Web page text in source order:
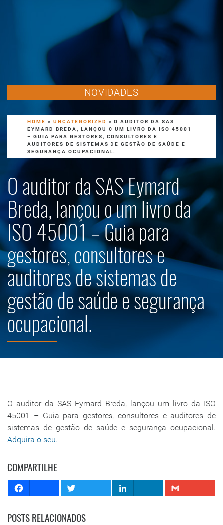
NOVIDADES
HOME » UNCATEGORIZED » O AUDITOR DA SAS
EYMARD BREDA, LANÇOU O UM LIVRO DA ISO 45001
– GUIA PARA GESTORES, CONSULTORES E
AUDITORES DE SISTEMAS DE GESTÃO DE SAÚDE E
SEGURANÇA OCUPACIONAL.
O auditor da SAS Eymard
Breda, lançou o um livro da
ISO 45001 – Guia para
gestores, consultores e
auditores de sistemas de
gestão de saúde e segurança
ocupacional.
O auditor da SAS Eymard Breda, lançou um livro da ISO
45001 – Guia para gestores, consultores e auditores de
sistemas de gestão de saúde e segurança ocupacional.
Adquira o seu.
COMPARTILHE
POSTS RELACIONADOS